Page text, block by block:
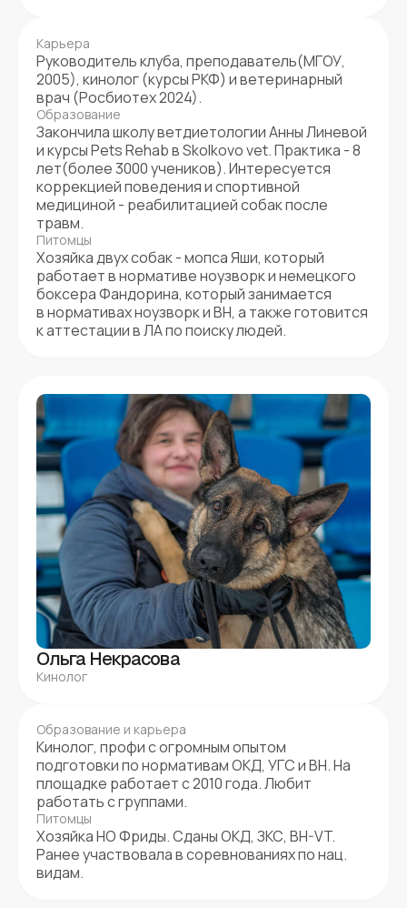
Карьера
Руководитель клуба, преподаватель(МГОУ,
2005), кинолог (курсы РКФ) и ветеринарный
врач (Росбиотех 2024).
Образование
Закончила школу ветдиетологии Анны Линевой
и курсы Pets Rehab в Skolkovo vet. Практика - 8
лет(более 3000 учеников). Интересуется
коррекцией поведения и спортивной
медициной - реабилитацией собак после
травм.
Питомцы
Хозяйка двух собак - мопса Яши, который
работает в нормативе ноузворк и немецкого
боксера Фандорина, который занимается
в нормативах ноузворк и BH, а также готовится
к аттестации в ЛА по поиску людей.
Образование и карьера
Кинолог, профи с огромным опытом
подготовки по нормативам ОКД, УГС и BH. На
площадке работает с 2010 года. Любит
работать с группами.
Питомцы
Хозяйка НО Фриды. Сданы ОКД, ЗКС, BH-VT.
Ранее участвовала в соревнованиях по нац.
видам.
Ольга Некрасова
Кинолог